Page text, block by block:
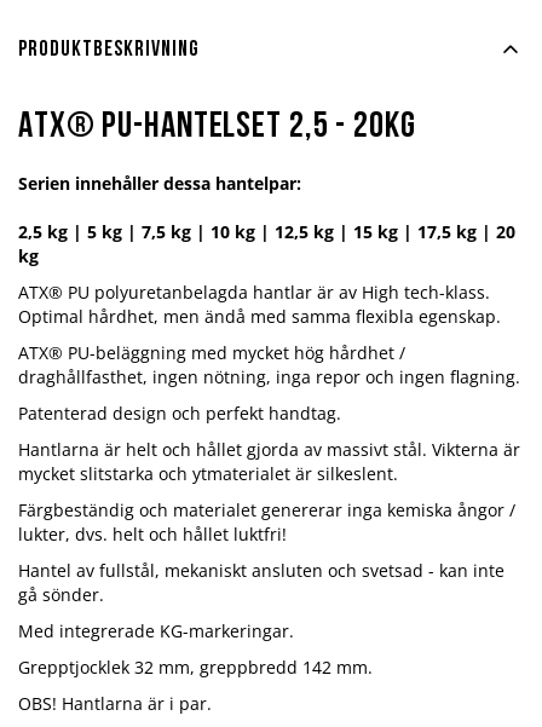
Produktbeskrivning
ATX® PU-hantelset 2,5 - 20kg
Serien innehåller dessa hantelpar:
2,5 kg | 5 kg | 7,5 kg | 10 kg | 12,5 kg | 15 kg | 17,5 kg | 20
kg
ATX® PU polyuretanbelagda hantlar är av High tech-klass.
Optimal hårdhet, men ändå med samma flexibla egenskap.
ATX® PU-beläggning med mycket hög hårdhet /
draghållfasthet, ingen nötning, inga repor och ingen flagning.
Patenterad design och perfekt handtag.
Hantlarna är helt och hållet gjorda av massivt stål. Vikterna är
mycket slitstarka och ytmaterialet är silkeslent.
Färgbeständig och materialet genererar inga kemiska ångor /
lukter, dvs. helt och hållet luktfri!
Hantel av fullstål, mekaniskt ansluten och svetsad - kan inte
gå sönder.
Med integrerade KG-markeringar.
Grepptjocklek 32 mm, greppbredd 142 mm.
OBS! Hantlarna är i par.